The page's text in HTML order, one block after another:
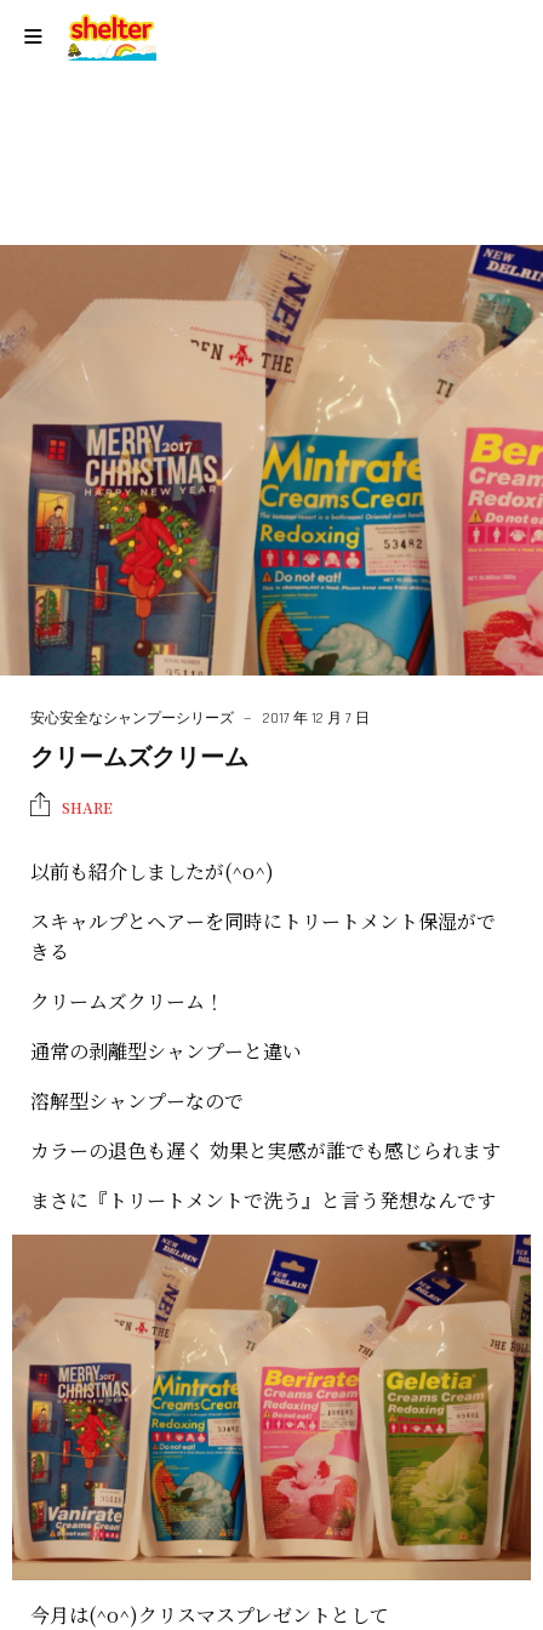
安心安全なシャンプーシリーズ 2017 年 12 月 7 日
クリームズクリーム
SHARE
以前も紹介しましたが(^o^)
スキャルプとヘアーを同時にトリートメント保湿がで
きる
クリームズクリーム！
通常の剥離型シャンプーと違い
溶解型シャンプーなので
カラーの退色も遅く 効果と実感が誰でも感じられます
まさに『トリートメントで洗う』と言う発想なんです
今月は(^o^)クリスマスプレゼントとして